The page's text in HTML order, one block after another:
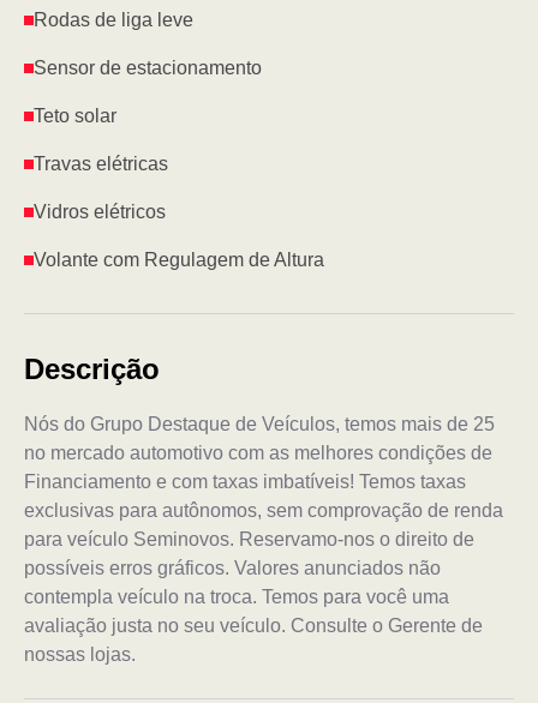
Rodas de liga leve
Sensor de estacionamento
Teto solar
Travas elétricas
Vidros elétricos
Volante com Regulagem de Altura
Descrição
Nós do Grupo Destaque de Veículos, temos mais de 25
no mercado automotivo com as melhores condições de
Financiamento e com taxas imbatíveis! Temos taxas
exclusivas para autônomos, sem comprovação de renda
para veículo Seminovos. Reservamo-nos o direito de
possíveis erros gráficos. Valores anunciados não
contempla veículo na troca. Temos para você uma
avaliação justa no seu veículo. Consulte o Gerente de
nossas lojas.